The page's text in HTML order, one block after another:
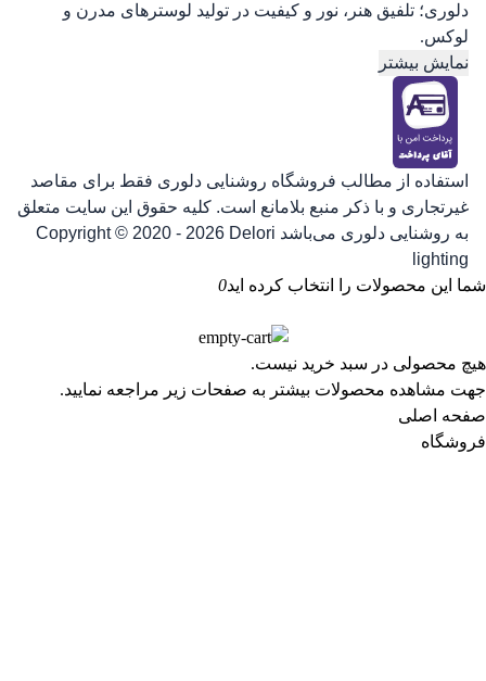
دلوری؛ تلفیق هنر، نور و کیفیت در تولید لوسترهای مدرن و
لوکس.
نمایش بیشتر
استفاده از مطالب فروشگاه روشنایی دلوری فقط برای مقاصد
غیرتجاری و با ذکر منبع بلامانع است. کلیه حقوق این سایت متعلق
به روشنایی دلوری می‌باشد Copyright © 2020 - 2026 Delori
lighting
شما این محصولات را انتخاب کرده اید0
هیچ محصولی در سبد خرید نیست.
جهت مشاهده محصولات بیشتر به صفحات زیر مراجعه نمایید.
صفحه اصلی
فروشگاه